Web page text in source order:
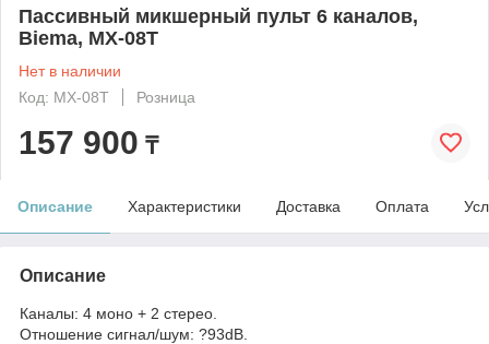
Пассивный микшерный пульт 6 каналов,
Biema, MX-08T
Нет в наличии
Код: MX-08T
Розница
157 900 ₸
Описание Характеристики Доставка Оплата
Описание
Каналы: 4 моно + 2 стерео.
Отношение сигнал/шум: ?93dB.